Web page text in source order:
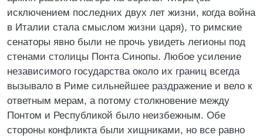
исключением последних двух лет жизни, когда война
в Италии стала смыслом жизни царя), то римские
сенаторы явно были не прочь увидеть легионы под
стенами столицы Понта Синопы. Любое усиление
независимого государства около их границ всегда
вызывало в Риме сильнейшее раздражение и вело к
ответным мерам, а потому столкновение между
Понтом и Республикой было неизбежным. Обе
стороны конфликта были хищниками, но все равно